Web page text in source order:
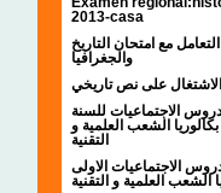
2013-casa
مع امتحان التاريخ
والجغرافيا
على نص تاريخي
الاجتماعيات للسنة
بكالوريا الشعب العلمية و
التقنية
الاجتماعيات الاولى
الشعب العلمية و التقنية